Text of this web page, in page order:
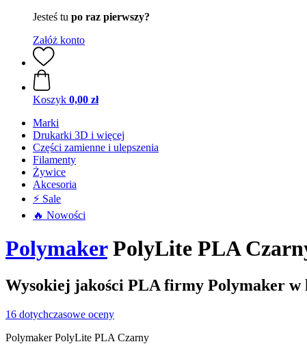
Jesteś tu po raz pierwszy?
Załóż konto
Koszyk 0,00 zł
Marki
Drukarki 3D i więcej
Części zamienne i ulepszenia
Filamenty
Żywice
Akcesoria
⚡ Sale
🔥 Nowości
PolymakerPolyLite PLA
Wysokiej jakości PLA firmy Polymaker w
16 dotychczasowe oceny
Polymaker PolyLite PLA Czarny